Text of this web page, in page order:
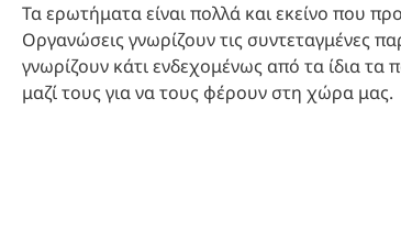
Τα ερωτήματα είναι πολλά και εκείνο που
Οργανώσεις γνωρίζουν τις συντεταγμένες
γνωρίζουν κάτι ενδεχομένως από τα ίδια
μαζί τους για να τους φέρουν στη χώρα μας.